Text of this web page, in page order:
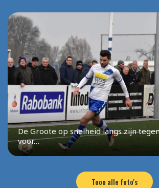
De Groote op snelheid langs zijn
voor…
Toon alle foto's